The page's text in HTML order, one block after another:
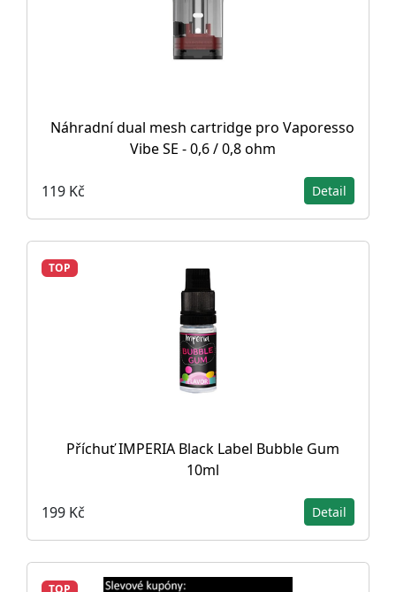
Náhradní dual mesh cartridge pro Vaporesso
Vibe SE - 0,6 / 0,8 ohm
119 Kč Detail
TOP
Příchuť IMPERIA Black Label Bubble Gum
10ml
199 Kč Detail
TOP